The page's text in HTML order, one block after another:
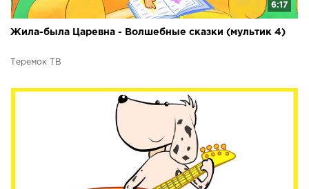
6:17
Жила-была Царевна - Волшебные сказки (мультик 4)
Теремок ТВ